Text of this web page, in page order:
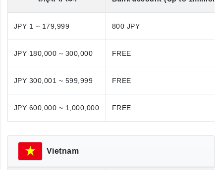
JPY 1 ~ 179,999 800 JPY
JPY 180,000 ~ 300,000 FREE
JPY 300,001 ~ 599,999 FREE
JPY 600,000 ~ 1,000,000 FREE
Vietnam